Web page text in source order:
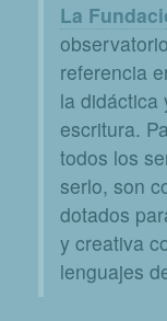
La
referencia
la didáctica
escritura.
todos los
serlo, son
dotados
y creativa
lenguajes